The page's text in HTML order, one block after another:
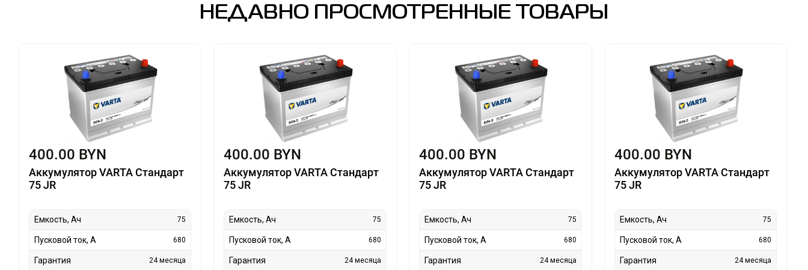
НЕДАВНО ПРОСМОТРЕННЫЕ ТОВАРЫ
400.00 BYN
Аккумулятор VARTA Стандарт
75 JR
Емкость, Ач 75
Пусковой ток, А 680
Гарантия 24 месяца
400.00 BYN
Аккумулятор VARTA Стандарт
75 JR
Емкость, Ач 75
Пусковой ток, А 680
Гарантия 24 месяца
400.00 BYN
Аккумулятор VARTA Стандарт
75 JR
Емкость, Ач 75
Пусковой ток, А 680
Гарантия 24 месяца
400.00 BYN
Аккумулятор VARTA Стандарт
75 JR
Емкость, Ач 75
Пусковой ток, А 680
Гарантия 24 месяца